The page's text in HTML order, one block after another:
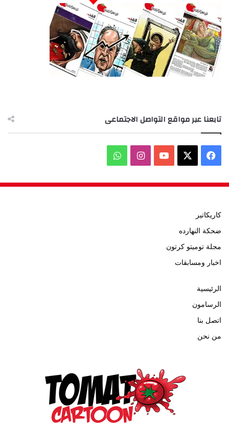
تابعنا عبر مواقع التواصل الاجتماعى
فيسبوك ‫YouTubeانستقرامواتساب
كاريكاتير
ضحكة النهارده
مجلة توميتو كرتون
اخبار ومسابقات
الرئيسية
الرسامون
اتصل بنا
من نحن